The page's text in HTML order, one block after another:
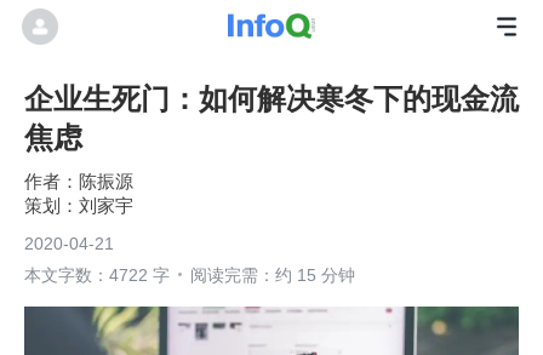
企业生死门：如何解决寒冬下的现金流
焦虑
陈振源
刘家宇
2020-04-21
本文字数：4722 字
阅读完需：约 15 分钟